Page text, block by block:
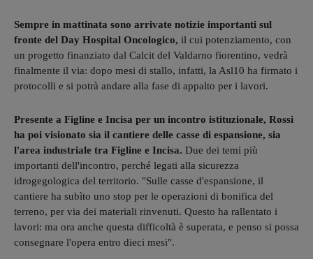
Sempre in mattinata sono arrivate notizie importanti sul
fronte del Day Hospital Oncologico, il cui potenziamento, con
un progetto finanziato dal Calcit del Valdarno fiorentino, vedrà
finalmente il via: dopo mesi di stallo, infatti, la Asl10 ha firmato i
protocolli e si potrà andare alla fase di appalto per i lavori.
Presente a Figline e Incisa per un incontro istituzionale, Rossi
ha poi visionato sia il cantiere delle casse di espansione, sia
l'area industriale tra Figline e Incisa. Due dei temi più
importanti dell'incontro, perché legati alla sicurezza
idrogegologica del territorio. "Sulle casse d'espansione, il
cantiere ha subìto uno stop per le operazioni di bonifica del
terreno, per via dei materiali rinvenuti. Questo ha rallentato i
lavori: ma ora anche questa difficoltà è superata, e penso si possa
consegnare l'opera entro dieci mesi".